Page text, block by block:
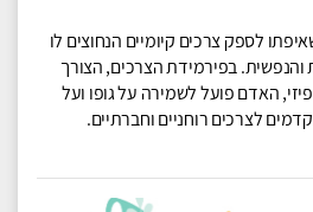
לספק צרכים קיומיים הנחוצים לו
והנפשית. בפירמידת הצרכים, הצורך
האדם פועל לשמירה על גופו ועל
לצרכים רוחניים וחברתיים.